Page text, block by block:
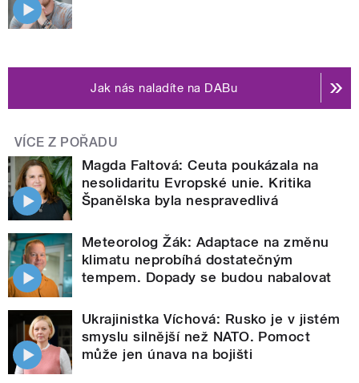
Jak nás naladíte na DABu
VÍCE Z POŘADU
Magda Faltová: Ceuta poukázala na
nesolidaritu Evropské unie. Kritika
Španělska byla nespravedlivá
Meteorolog Žák: Adaptace na změnu
klimatu neprobíhá dostatečným
tempem. Dopady se budou nabalovat
Ukrajinistka Víchová: Rusko je v jistém
smyslu silnější než NATO. Pomoct
může jen únava na bojišti